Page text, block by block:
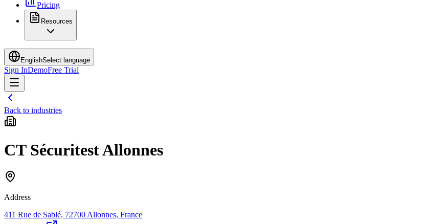
Pricing
Resources
EnglishSelect language
Sign InDemoFree Trial
Back to industries
CT Sécuritest Allonnes
Address
411 Rue de Sablé, 72700 Allonnes, France